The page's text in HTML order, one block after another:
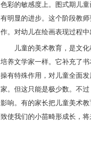
色彩的敏感度上。图式期儿
有明显的进步。这个阶段教
作。对幼儿在绘画表现过程
儿童的美术教育，是文
培养文学家一样。它补充了
操有特殊作用，对儿童全面
家。但这只能是极少数。不
影响。有的家长把儿童美术
致使我们的小苗畸形成长，